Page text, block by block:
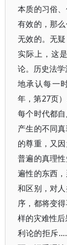
本质的习俗
有效的，那
无效的。无
实际上，这
论。历史法
地承认每一
年，第27页
每个时代都
产生的不同
的尊重，又
普遍的真理
遍性的东西
和区别，对
序，都将变
样的灾难性
利论的拒斥